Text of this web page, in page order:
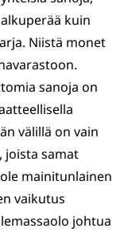
kuin
Niistä monet
sanoja on
välillä on vain
joista samat
mainitunlainen
vaikutus
johtua